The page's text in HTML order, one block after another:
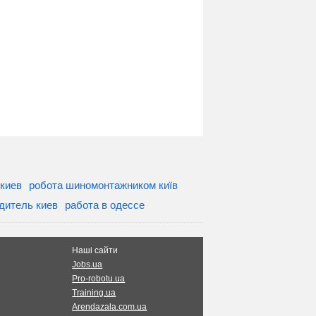
робота шиномонтажником київ
киев
работа в одессе
Наші сайти
Jobs.ua
Pro-robotu.ua
Training.ua
Arendazala.com.ua